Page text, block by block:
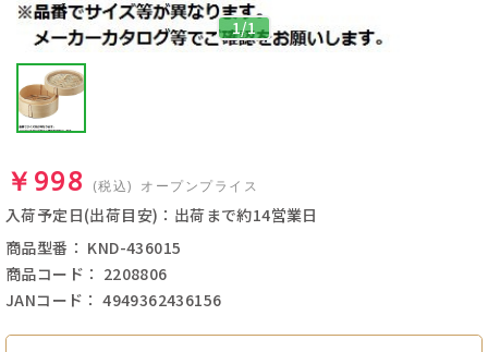
1/1
￥998 (税込) オープンプライス
入荷予定日(出荷目安)：出荷まで約14営業日
商品型番： KND-436015
商品コード： 2208806
JANコード： 4949362436156